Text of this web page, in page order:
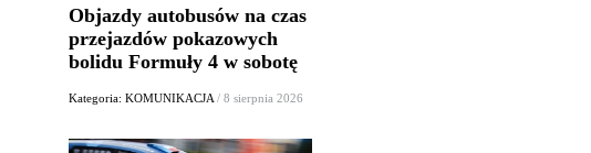
Objazdy autobusów na czas
przejazdów pokazowych
bolidu Formuły 4 w sobotę
Kategoria: KOMUNIKACJA / 8 sierpnia 2026